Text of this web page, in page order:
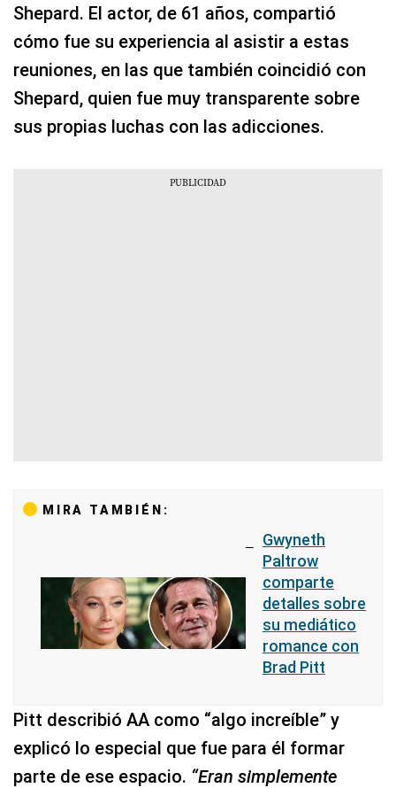
Shepard. El actor, de 61 años, compartió
cómo fue su experiencia al asistir a estas
reuniones, en las que también coincidió con
Shepard, quien fue muy transparente sobre
sus propias luchas con las adicciones.
MIRA TAMBIÉN:
Gwyneth
Paltrow
comparte
detalles sobre
su mediático
romance con
Brad Pitt
Pitt describió AA como “algo increíble” y
explicó lo especial que fue para él formar
parte de ese espacio. “Eran simplemente